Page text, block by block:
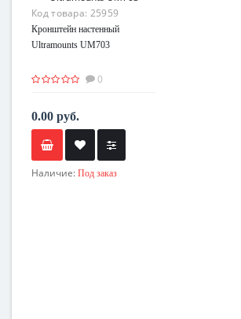
Код товара: 25959
Кронштейн настенный
Ultramounts UM703
0
0.00 руб.
Наличие: Под заказ